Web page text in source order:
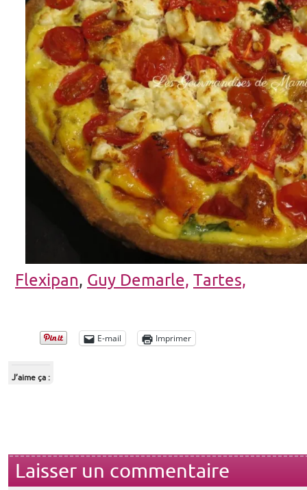
Flexipan, Guy Demarle, Tartes,
E-mail Imprimer
J’aime ça :
Laisser un commentaire